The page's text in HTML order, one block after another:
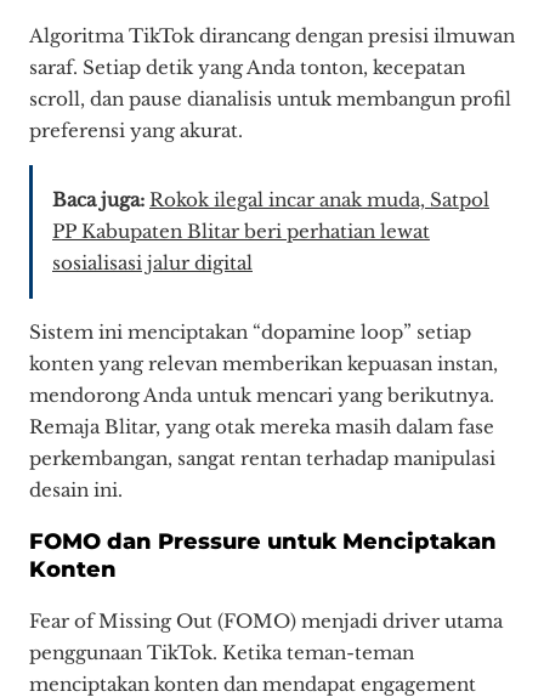
Algoritma TikTok dirancang dengan presisi ilmuwan
saraf. Setiap detik yang Anda tonton, kecepatan
scroll, dan pause dianalisis untuk membangun profil
preferensi yang akurat.
Baca juga: Rokok ilegal incar anak muda, Satpol
PP Kabupaten Blitar beri perhatian lewat
sosialisasi jalur digital
Sistem ini menciptakan “dopamine loop” setiap
konten yang relevan memberikan kepuasan instan,
mendorong Anda untuk mencari yang berikutnya.
Remaja Blitar, yang otak mereka masih dalam fase
perkembangan, sangat rentan terhadap manipulasi
desain ini.
FOMO dan Pressure untuk Menciptakan
Konten
Fear of Missing Out (FOMO) menjadi driver utama
penggunaan TikTok. Ketika teman-teman
menciptakan konten dan mendapat engagement